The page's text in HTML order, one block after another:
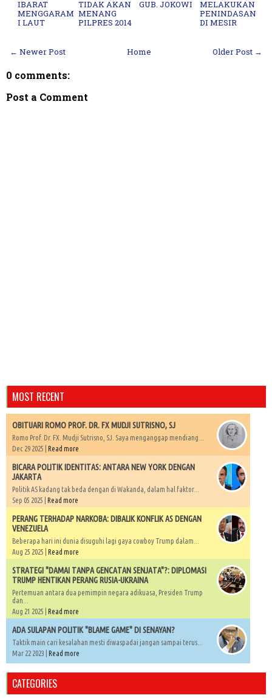
IBARAT
MENGGARAM
I LAUT
TIDAK AKAN
MENANG
PILPRES 2014
GUB. JOKOWI
MELAKUKAN
PENINDASAN
DI MESIR
← Newer Post Older Post →
Home
0 comments:
Post a Comment
MOST RECENT
OBITUARI ROMO PROF. DR. FX MUDJI SUTRISNO, SJ
Romo Prof. Dr. FX. Mudji Sutrisno, SJ. Saya menganggap mendiang...
Dec 29 2025 | Read more
BICARA POLITIK IDENTITAS: ANTARA NEW YORK DENGAN
JAKARTA
Politik AS kadang tak beda dengan di Wakanda, dalam hal faktor...
Sep 05 2025 | Read more
PERANG TERHADAP NARKOBA: DIBALIK KONFLIK AS DENGAN
VENEZUELA
Beberapa hari ini dunia disuguhi lagi gaya cowboy Trump dalam...
Aug 25 2025 | Read more
STRATEGI "DAMAI TANPA GENCATAN SENJATA"?: DIPLOMASI
TRUMP HENTIKAN PERANG RUSIA-UKRAINA
Pertemuan antara dua pemimpin negara adikuasa, Presiden Trump
dan...
Aug 21 2025 | Read more
ADA SULAPAN POLITIK "BLAME GAME" DI SENAYAN?
Taktik main cari kesalahan mesti diwaspadai jangan sampai terus...
Mar 22 2023 | Read more
CATEGORIES